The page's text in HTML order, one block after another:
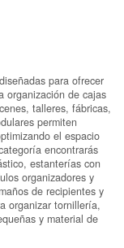
para ofrecer
organización de cajas
talleres, fábricas,
permiten
el espacio
encontrarás
estanterías con
organizadores y
de recipientes y
organizar tornillería,
y material de